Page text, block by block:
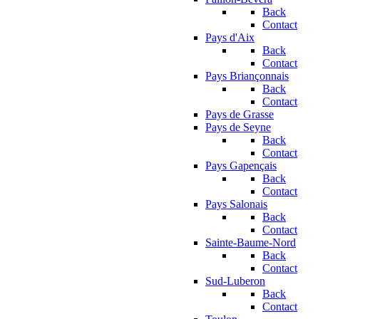
Back
Contact
Pays d'Aix
Back
Contact
Pays Briançonnais
Back
Contact
Pays de Grasse
Pays de Seyne
Back
Contact
Pays Gapençais
Back
Contact
Pays Salonais
Back
Contact
Sainte-Baume-Nord
Back
Contact
Sud-Luberon
Back
Contact